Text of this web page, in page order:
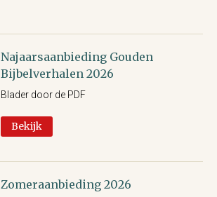
Najaarsaanbieding Gouden
Bijbelverhalen 2026
Blader door de PDF
Bekijk
Zomeraanbieding 2026